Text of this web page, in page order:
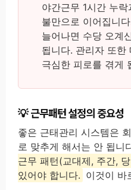
야간근무 1시간 누
불만으로 이어집니
늘어나면 수당 오계
됩니다. 관리자 또한
극심한 피로를 겪게
근무패턴 설정의 중요성
좋은 근태관리 시스템은
로 맞추게 해서는 안 됩니
근무 패턴(교대제, 주간,
있어야 합니다. 이것이 바